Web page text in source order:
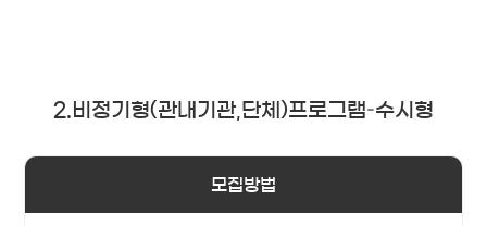
2.비정기형(관내기관,단체)프로그램–수시형
모집방법